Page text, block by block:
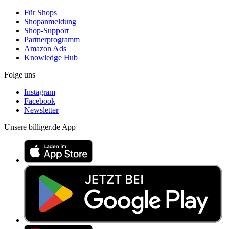
Für Shops
Shopanmeldung
Shop-Support
Partnerprogramm
Amazon Ads
Knowledge Hub
Folge uns
Instagram
Facebook
Newsletter
Unsere billiger.de App